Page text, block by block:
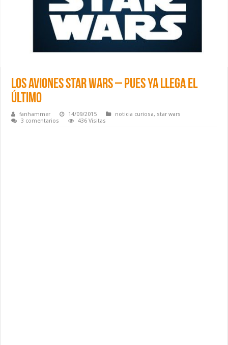
Los Aviones Star Wars – Pues ya llega el
último
fanhammer 14/09/2015 noticia curiosa, star wars
3 comentarios
436 Visitas